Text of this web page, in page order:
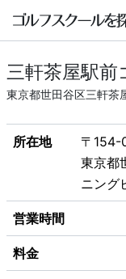
三軒茶屋駅
東京都世田谷区三軒茶
所在地
〒
東京都
ニング
営業時間
料金